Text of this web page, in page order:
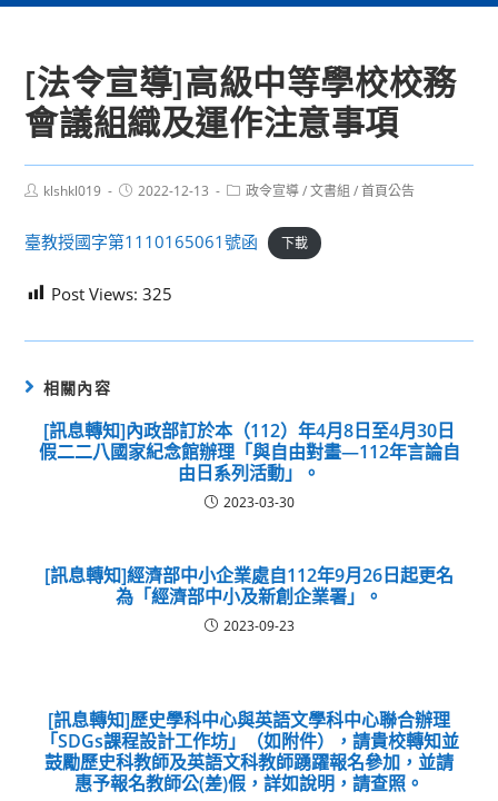
[法令宣導]高級中等學校校務
會議組織及運作注意事項
Postklshkl019
Post2022-12-13
Post政令宣導 / 文書組 / 首頁公告
臺教授國字第1110165061號函 下載
Post Views: 325
相關內容
[訊息轉知]內政部訂於本（112）年4月8日至4月30日
假二二八國家紀念館辦理「與自由對畫—112年言論自
由日系列活動」。
2023-03-30
[訊息轉知]經濟部中小企業處自112年9月26日起更名
為「經濟部中小及新創企業署」。
2023-09-23
[訊息轉知]歷史學科中心與英語文學科中心聯合辦理
「SDGs課程設計工作坊」（如附件），請貴校轉知並
鼓勵歷史科教師及英語文科教師踴躍報名參加，並請
惠予報名教師公(差)假，詳如說明，請查照。